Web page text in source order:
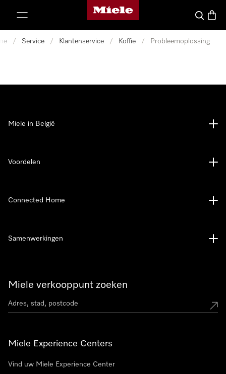
Miele homepage
Wat zoek
/ Service / Klantenservice / Koffie / Probleemoplossing
Miele verkooppunt zoeken
Miele Experience Centers
Vind uw Miele Experience Center
Miele in België
Voordelen
Connected Home
Samenwerkingen